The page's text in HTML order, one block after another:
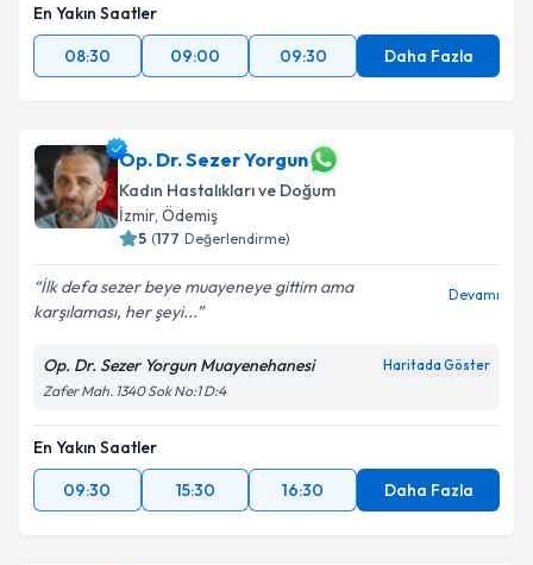
En Yakın Saatler
08:30
09:00 09:30 Daha Fazla
Op. Dr. Sezer Yorgun
Kadın Hastalıkları ve Doğum
İzmir, Ödemiş
5 (177 Değerlendirme)
İlk defa sezer beye muayeneye gittim ama
karşılaması, her şeyi...
Devamı
Op. Dr. Sezer Yorgun Muayenehanesi Haritada Göster
Zafer Mah. 1340 Sok No:1 D:4
En Yakın Saatler
09:30
15:30 16:30 Daha Fazla